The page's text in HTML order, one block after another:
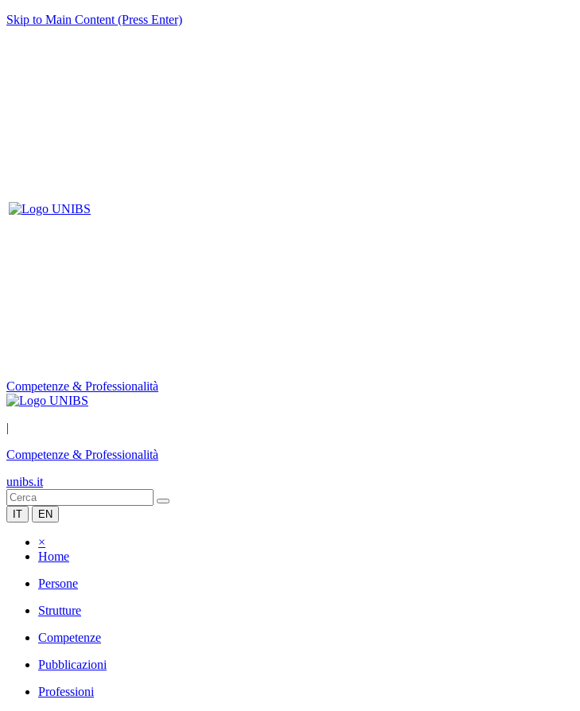
Skip to Main Content (Press Enter)
Competenze & Professionalità
|
Competenze & Professionalità
unibs.it
IT EN
×
Home
Persone
Strutture
Competenze
Pubblicazioni
Professioni